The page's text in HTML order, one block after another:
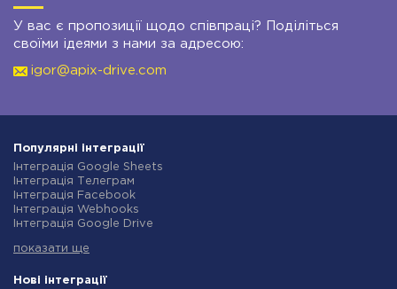
У вас є пропозиції щодо співпраці? Поділіться
своїми ідеями з нами за адресою:
igor@apix-drive.com
Популярні інтеграції
Інтеграція Google Sheets
Інтеграція Телеграм
Інтеграція Facebook
Інтеграція Webhooks
Інтеграція Google Drive
Інтеграція Gmail
Інтеграція Rozetka
показати ще
Нові інтеграції